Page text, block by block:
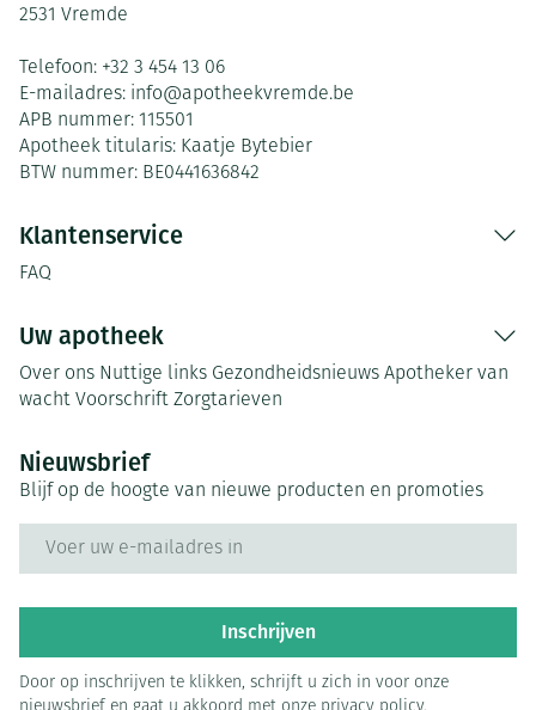
2531 Vremde
Telefoon: +32 3 454 13 06
E-mailadres: info@apotheekvremde.be
APB nummer: 115501
Apotheek titularis: Kaatje Bytebier
BTW nummer: BE0441636842
Klantenservice
FAQ
Uw apotheek
Over ons Nuttige links Gezondheidsnieuws Apotheker van
wacht Voorschrift Zorgtarieven
Nieuwsbrief
Blijf op de hoogte van nieuwe producten en promoties
Inschrijven
Door op inschrijven te klikken, schrijft u zich in voor onze